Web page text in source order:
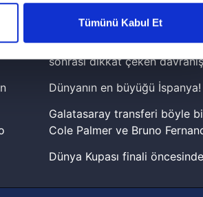
hedefli reklamlar gösterilmeyecektir."
kişilere ait çerezler kullanılmaktadır.
bilgi toplumu hizmetlerinin sunulması
kişiselleştirilmesi ve sizlere yönelik
dahilinde kullanılacaktır.
Çerezlere ilişkin detaylı bilgi için Ayarlar
Tümünü Kabul EtDAHA
Lamine Yamal'dan Dünya
sonrası dikkat çeken davranış
Dünyanın en büyüğü İspanya!
Galatasaray transferi böyle
Cole Palmer ve Bruno
Dünya Kupası finali